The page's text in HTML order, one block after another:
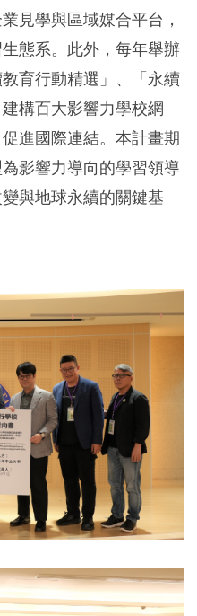
見學與區域媒合平台，
態系。此外，每年舉辦
育行動精選」、「永續
構百大影響力學校網
進國際連結。本計畫期
影響力導向的學習領導
與地球永續的關鍵基